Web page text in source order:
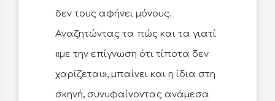
δεν τους αφήνει μόνους.
Αναζητώντας τα πώς και τα γιατί
«με την επίγνωση ότι τίποτα δεν
χαρίζεται», μπαίνει και η ίδια στη
σκηνή, συνυφαίνοντας ανάμεσα